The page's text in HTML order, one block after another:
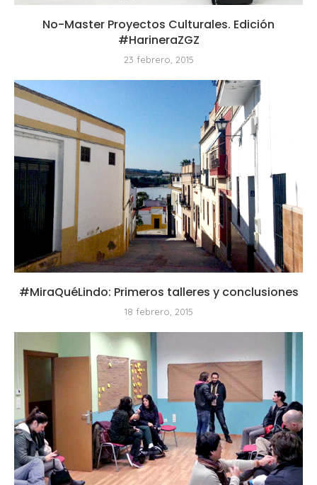
No-Master Proyectos Culturales. Edición
#HarineraZGZ
23 febrero, 2015
#MiraQuéLindo: Primeros talleres y conclusiones
18 febrero, 2015